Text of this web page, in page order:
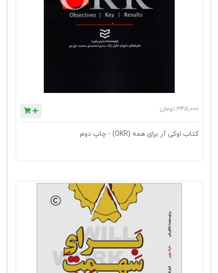
345,000 تومان
کتاب اوکی آر برای همه (OKR) - چاپ دوم